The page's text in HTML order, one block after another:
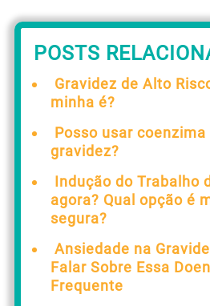
POSTS
Gravidez de Alto
minha é?
Posso usar coenzima
gravidez?
Indução do Trabalho
agora? Qual opção é
segura?
Ansiedade na
Falar Sobre Essa
Frequente